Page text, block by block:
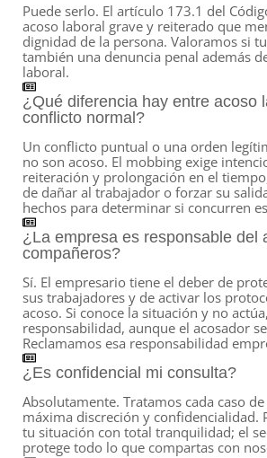
Puede serlo. El artículo 173.1 del
acoso laboral grave y reiterado que
dignidad de la persona. Valoramos si
también una denuncia penal además
laboral.
¿Qué diferencia hay entre acoso
conflicto normal?
Un conflicto puntual o una orden
no son acoso. El mobbing exige
reiteración y prolongación en el
de dañar al trabajador o forzar su
hechos para determinar si concurren
¿La empresa es responsable del
compañeros?
Sí. El empresario tiene el deber de
sus trabajadores y de activar los
acoso. Si conoce la situación y no
responsabilidad, aunque el acosador
Reclamamos esa responsabilidad
¿Es confidencial mi consulta?
Absolutamente. Tratamos cada caso
máxima discreción y confidencialidad.
tu situación con total tranquilidad; el
protege todo lo que compartas con